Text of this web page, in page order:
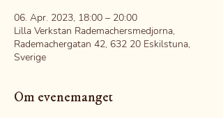
06. Apr. 2023, 18:00 – 20:00
Lilla Verkstan Rademachersmedjorna,
Rademachergatan 42, 632 20 Eskilstuna,
Sverige
Om evenemanget